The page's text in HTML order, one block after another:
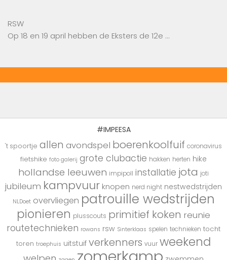
RSW
Op 18 en 19 april hebben de Eksters de 12e …
#IMPEESA
't spoortje allen avondspel boerenkoolfuif coronavirus
fietshike foto galerij grote clubactie hakken herten hike
hollandse leeuwen impipoll installatie jota joti
jubileum kampvuur knopen nerd night nestwedstrijden
NLDoet overvliegen patrouille wedstrijden
pionieren plusscouts primitief koken reunie
routetechnieken rowans rsw Sinterklaas spelen technieken tocht
toren troephuis uitstuif verkenners vuur weekend